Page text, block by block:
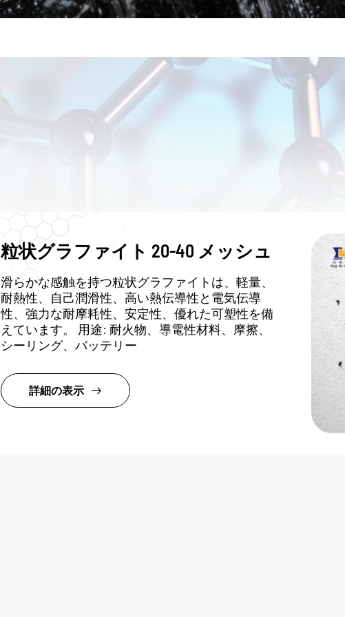
粒状グラファイト 20-40 メッシュ
滑らかな感触を持つ粒状グラファイトは、軽量、
耐熱性、自己潤滑性、高い熱伝導性と電気伝導
性、強力な耐摩耗性、安定性、優れた可塑性を備
えています。 用途: 耐火物、導電性材料、摩擦、
シーリング、バッテリー
詳細の表示